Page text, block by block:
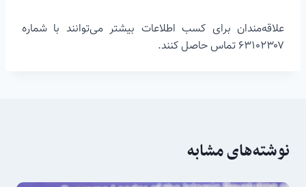
علاقه‌مندان برای کسب اطلاعات بیشتر می‌توانند با شماره
۶۳۱۰۲۳۰۷ تماس حاصل کنند.
نوشته‌های مشابه